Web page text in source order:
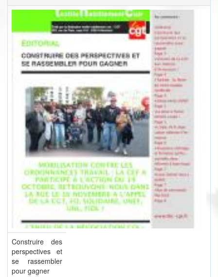
Construire des
perspectives et
se rassembler
pour gagner